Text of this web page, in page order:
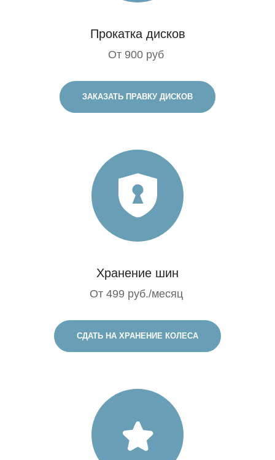
Прокатка дисков
От 900 руб
ЗАКАЗАТЬ ПРАВКУ ДИСКОВ
Хранение шин
От 499 руб./месяц
СДАТЬ НА ХРАНЕНИЕ КОЛЕСА